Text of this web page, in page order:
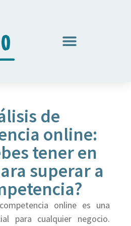
de
online:
tener en
superar a
online es una
para cualquier negocio.